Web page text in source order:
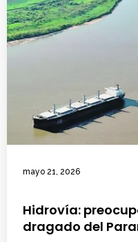
mayo 21, 2026
Hidrovía:
dragado del